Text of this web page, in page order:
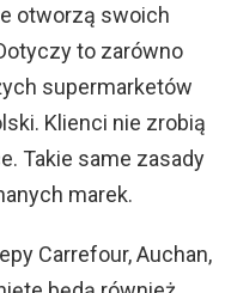
otworzą swoich
to zarówno
supermarketów
Klienci nie zrobią
Takie same zasady
marek.
Carrefour, Auchan,